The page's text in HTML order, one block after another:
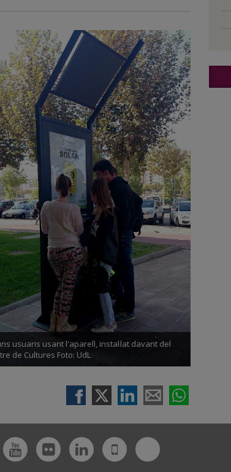
usuaris usant l'aparell, instal·lat davant del
de Cultures Foto: UdL
YoutubeFlickrLinkedin
UdL
App
Bluesky